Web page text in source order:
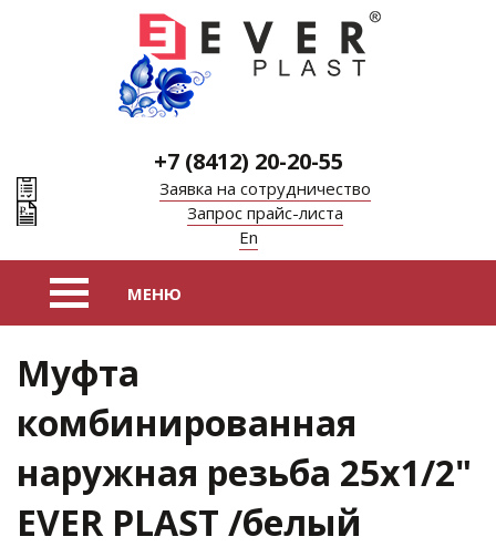
+7 (8412) 20-20-55
Заявка на сотрудничество
Запрос прайс-листа
En
Муфта
комбинированная
наружная резьба 25х1/2"
EVER PLAST /белый